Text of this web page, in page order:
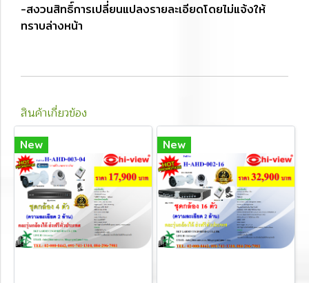
-สงวนสิทธิ์การเปลี่ยนแปลงรายละเอียดโดยไม่แจ้งให้
ทราบล่างหน้า
สินค้าเกี่ยวข้อง
New New